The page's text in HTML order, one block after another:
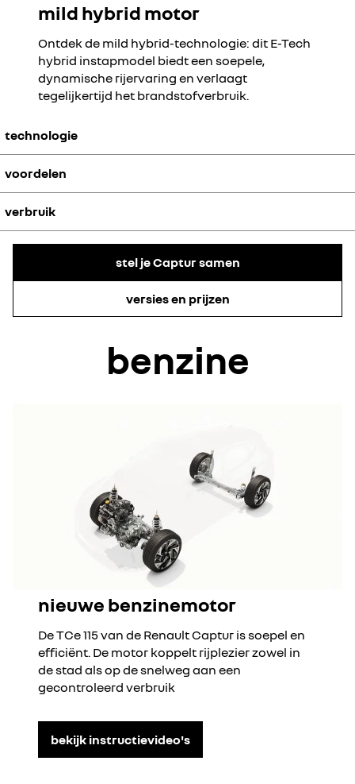
mild hybrid motor
Ontdek de mild hybrid-technologie: dit E-Tech
hybrid instapmodel biedt een soepele,
dynamische rijervaring en verlaagt
tegelijkertijd het brandstofverbruik.
technologie
De elektromotor ondersteunt de verbrandingsmotor tijdens het
accelereren.
voordelen
Ervaar de dynamische acceleratie in combinatie met een beperkt
brandstofverbruik.
verbruik
gecombineerd brandstofverbruik van slechts 5,8 liter/100 km.
stel je Captur samen
versies en prijzen
benzine
nieuwe benzinemotor
De TCe 115 van de Renault Captur is soepel en
efficiënt. De motor koppelt rijplezier zowel in
de stad als op de snelweg aan een
gecontroleerd verbruik
bekijk instructievideo's